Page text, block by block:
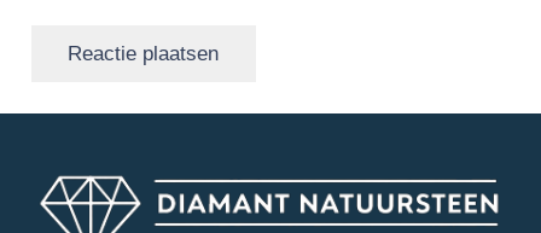
Reactie plaatsen